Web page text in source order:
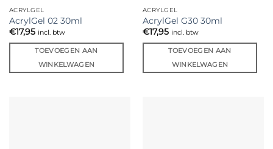
ACRYLGEL
AcrylGel 02 30ml
€17,95 incl. btw
TOEVOEGEN AAN
WINKELWAGEN
ACRYLGEL
AcrylGel G30 30ml
€17,95 incl. btw
TOEVOEGEN AAN
WINKELWAGEN